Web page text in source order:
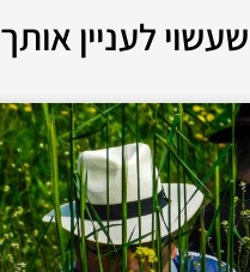
לעניין אותך